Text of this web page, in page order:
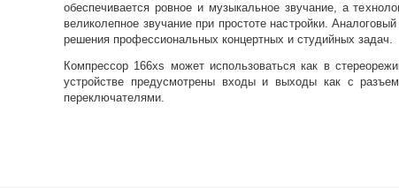
обеспечивается ровное и музыкальное звучание, а
великолепное звучание при простоте настройки.
решения профессиональных концертных и студийных задач.
Компрессор 166xs может использоваться как в
устройстве предусмотрены входы и выходы как с
переключателями.